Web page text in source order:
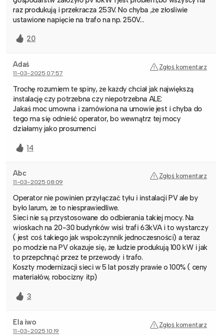
raz produkują i przekracza 253V. No chyba ,że złosliwie
ustawione napięcie na trafo na np. 250V…
20
Adaś
11-03-2025 07:57
Zgłoś komentarz
Trochę rozumiem te spiny, że każdy chciał jak największą
instalację czy potrzebna czy niepotrzebna ALE:
Jakaś moc umowna i zamówiona na umowie jest i chyba do
tego ma się odnieść operator, bo wewnątrz tej mocy
działamy jako prosumenci
14
Abc
11-03-2025 08:09
Zgłoś komentarz
Operator nie powinien przyłączać tyłu i instalacji PV ale by
było larum, że to niesprawiedliwe.
Sieci nie są przystosowane do odbierania takiej mocy. Na
wioskach na 20-30 budynków wisi trafi 63kVA i to wystarczy
( jest coś takiego jak wspolczynnik jednoczesności) a teraz
po modzie na PV okazuje się, że ludzie produkują 100 kW i jak
to przepchnąć przez te przewody i trafo.
Koszty modernizacji sieci w 5 lat poszły prawie o 100% ( ceny
materiałów, robocizny itp)
3
Ela iwo
11-03-2025 10:19
Zgłoś komentarz